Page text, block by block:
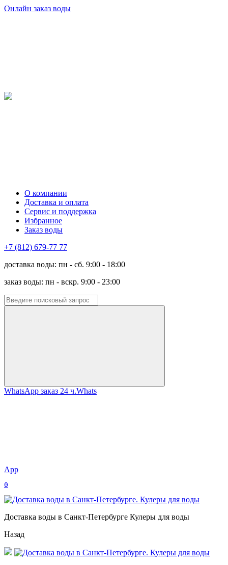
Онлайн заказ воды
О компании
Доставка и оплата
Сервис и поддержка
Избранное
Заказ воды
+7 (812) 679-77 77
доставка воды: пн - сб. 9:00 - 18:00
заказ воды: пн - вскр. 9:00 - 23:00
WhatsApp заказ 24 ч.Whats
App
0
Доставка воды в Санкт-Петербурге Кулеры для воды
Назад